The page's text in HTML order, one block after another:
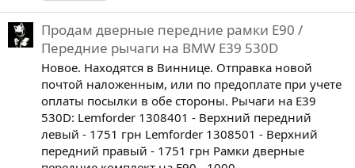
Продам дверные передние рамки E90 /
Передние рычаги на BMW E39 530D
Новое. Находятся в Виннице. Отправка новой
почтой наложенным, или по предоплате при учете
оплаты посылки в обе стороны. Рычаги на Е39
530D: Lemforder 1308401 - Верхний передний
левый - 1751 грн Lemforder 1308501 - Верхний
передний правый - 1751 грн Рамки дверные